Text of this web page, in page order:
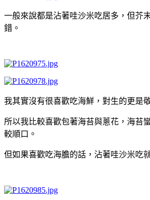
一般來說都是沾著哇沙米吃居多，但芥
錯。
我其實沒有很喜歡吃海鮮，對生的更是
所以我比較喜歡包著海苔與蔥花，海苔
較順口。
但如果喜歡吃海膽的話，沾著哇沙米吃